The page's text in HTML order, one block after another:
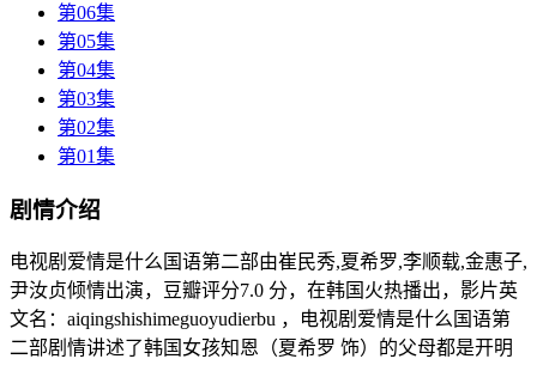
第06集
第05集
第04集
第03集
第02集
第01集
剧情介绍
电视剧爱情是什么国语第二部由崔民秀,夏希罗,李顺载,金惠子,
尹汝贞倾情出演，豆瓣评分7.0 分，在韩国火热播出，影片英
文名：aiqingshishimeguoyudierbu ，电视剧爱情是什么国语第
二部剧情讲述了韩国女孩知恩（夏希罗 饰）的父母都是开明